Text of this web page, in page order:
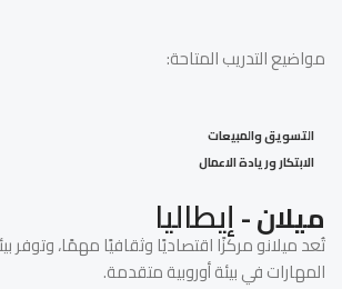
مواضيع التدريب المتاحة:
التسويق والمبيعات
الابتكار وريادة الاعمال
ميلان -إيطاليا
تُعد ميلانو مركزًا اقتصاديًا وثقافيًا مهمًا، وتوفر
المهارات في بيئة أوروبية متقدمة.